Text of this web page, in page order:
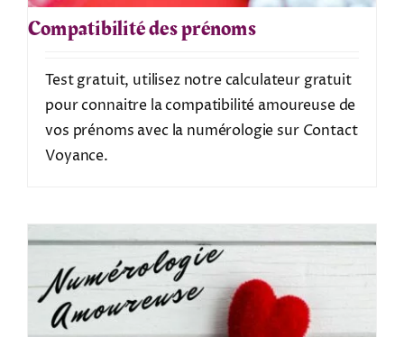
Compatibilité des prénoms
Test gratuit, utilisez notre calculateur gratuit
pour connaitre la compatibilité amoureuse de
vos prénoms avec la numérologie sur Contact
Voyance.